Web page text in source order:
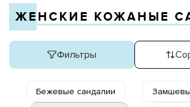
ЖЕНСКИЕ КОЖАНЫЕ
Фильтры
Бежевые сандалии